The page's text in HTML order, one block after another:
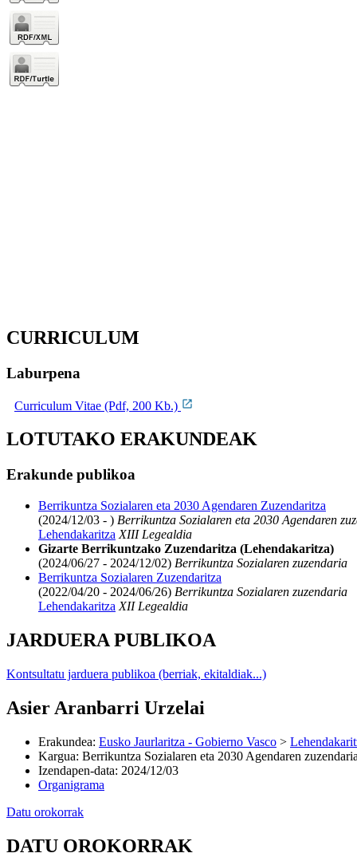
CURRICULUM
Laburpena
Curriculum Vitae (Pdf, 200 Kb.)
LOTUTAKO ERAKUNDEAK
Erakunde publikoa
Berrikuntza Sozialaren eta 2030 Agendaren Zuzendaritza
(2024/12/03 - ) Berrikuntza Sozialaren eta 2030 Agendaren
Lehendakaritza XIII Legealdia
Gizarte Berrikuntzako Zuzendaritza (Lehendakaritza)
(2024/06/27 - 2024/12/02) Berrikuntza Sozialaren zuzendaria
Berrikuntza Sozialaren Zuzendaritza
(2022/04/20 - 2024/06/26) Berrikuntza Sozialaren zuzendaria
Lehendakaritza XII Legealdia
JARDUERA PUBLIKOA
Kontsultatu jarduera publikoa (berriak, ekitaldiak...)
Asier Aranbarri Urzelai
Erakundea: Eusko Jaurlaritza - Gobierno Vasco >
Kargua: Berrikuntza Sozialaren eta 2030 Agendaren zuzendaria
Izendapen-data: 2024/12/03
Organigrama
Datu orokorrak
DATU OROKORRAK